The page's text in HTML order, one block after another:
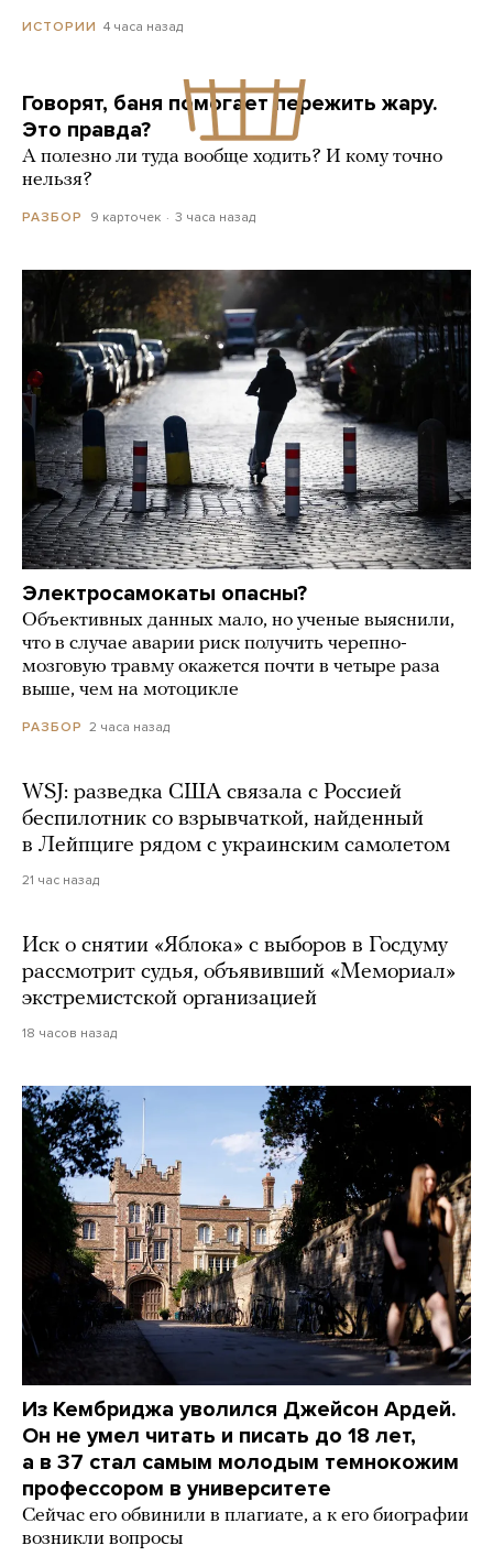
ИСТОРИИ 4 часа назад
Говорят, баня помогает пережить жару.
Это правда?
А полезно ли туда вообще ходить? И кому точно
нельзя?
РАЗБОР 9 карточек 3 часа назад
Электросамокаты опасны?
Объективных данных мало, но ученые выяснили,
что в случае аварии риск получить черепно-
мозговую травму окажется почти в четыре раза
выше, чем на мотоцикле
РАЗБОР 2 часа назад
WSJ: разведка США связала с Россией
беспилотник со взрывчаткой, найденный
в Лейпциге рядом с украинским самолетом
21 час назад
Иск о снятии «Яблока» с выборов в Госдуму
рассмотрит судья, объявивший «Мемориал»
экстремистской организацией
18 часов назад
Из Кембриджа уволился Джейсон Ардей.
Он не умел читать и писать до 18 лет,
а в 37 стал самым молодым темнокожим
профессором в университете
Сейчас его обвинили в плагиате, а к его биографии
возникли вопросы